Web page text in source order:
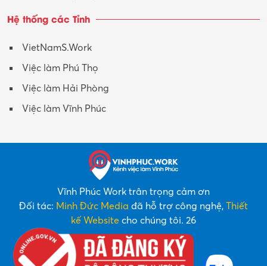
Hệ thống các Tỉnh
VietNamS.Work
Việc làm Phú Thọ
Việc làm Hải Phòng
Việc làm Vĩnh Phúc
Vĩnh Phúc Work trân trọng cảm ơn
Đối tác: Minh Đức Media đã hỗ trợ công nghệ, Thiết
kế Website cho chúng tôi. 26